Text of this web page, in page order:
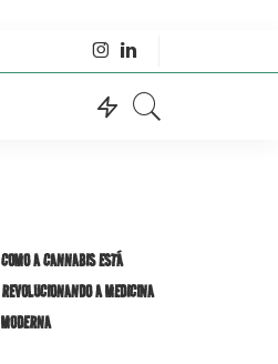
COMO A CANNABIS ESTÁ
REVOLUCIONANDO A MEDICINA
MODERNA